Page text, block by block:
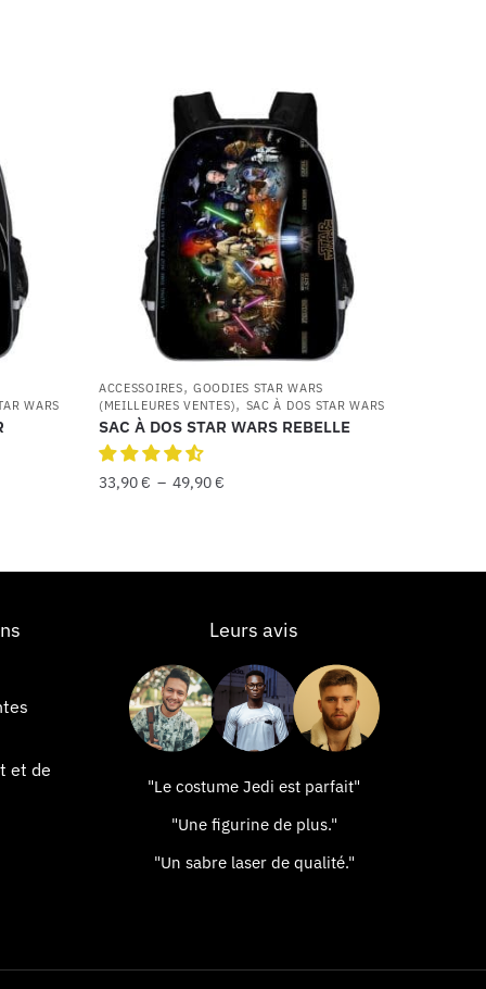
WARS
ACCESSOIRES,GOODIES STAR WARS
(MEILLEURES VENTES), SAC À DOS STAR WARS
SAC À DOS STAR WARS REBELLE
33,90€ – 49,90€
et de
Leurs avis
"Le costume Jedi est parfait"
"Une figurine de plus."
"Un sabre laser de qualité."